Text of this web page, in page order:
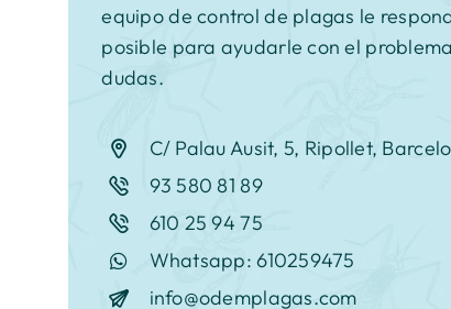
equipo de control de plagas le
posible para ayudarle con el
dudas.
C/ Palau Ausit, 5, Ripollet,
93 580 81 89
610 25 94 75
Whatsapp: 610259475
info@odemplagas.com